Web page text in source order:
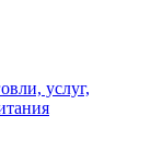
услуг,